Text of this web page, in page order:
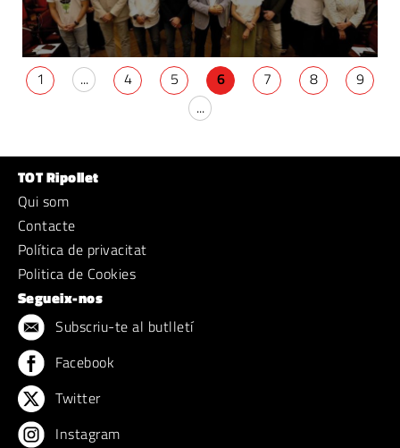
1 ... 4 5 6 7 8
9
...
TOT Ripollet
Qui som
Contacte
Política de privacitat
Politica de Cookies
Segueix-nos
Subscriu-te al butlletí
Facebook
Twitter
Instagram